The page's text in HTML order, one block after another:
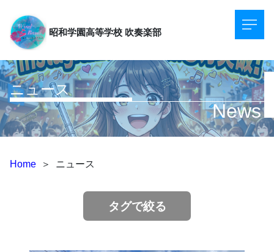
昭和学園高等学校 吹奏楽部
ニュース
News
Home ＞ ニュース
タグで絞る